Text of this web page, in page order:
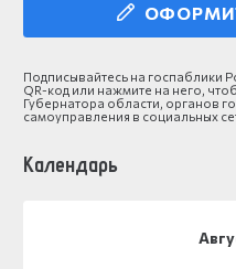
Подписывайтесь на госпаблики
QR-код или нажмите на него,
Губернатора области, органов
самоуправления в социальных
Календарь